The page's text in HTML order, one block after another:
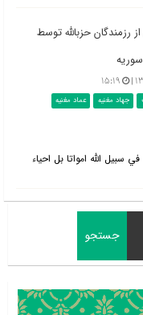
ترور جمعی از رزمندگان حزب‎الله توسط
۱۵:۱۹
جهاد مغنیه
عماد مغنیه
سبيل الله امواتا بل احياء